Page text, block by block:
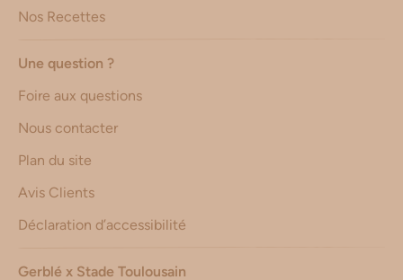
Nos Recettes
Une question ?
Foire aux questions
Nous contacter
Plan du site
Avis Clients
Déclaration d’accessibilité
Gerblé x Stade Toulousain